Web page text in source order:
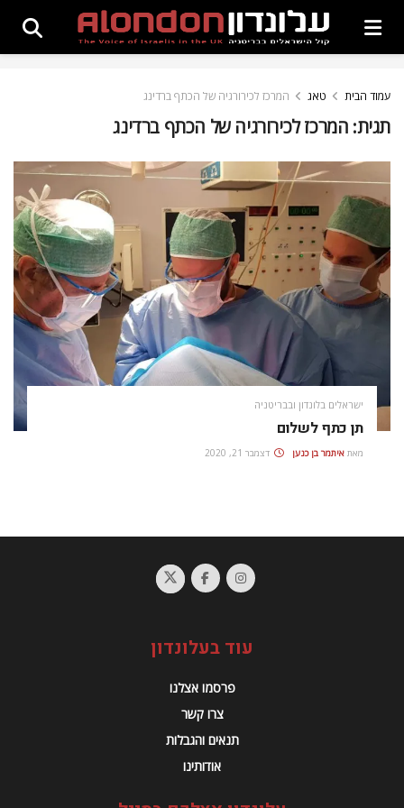
עמוד הבית טאג המרכז לכירורגיה של הכתף ברדינג
תגית: המרכז לכירורגיה של הכתף ברדינג
ישראלים בלונדון ובבריטניה
תן כתף לשלום
מאת איתמר בן כנען דצמבר 21, 2020
עוד בעלונדון
פרסמו אצלנו
צרו קשר
תנאים והגבלות
אודותינו